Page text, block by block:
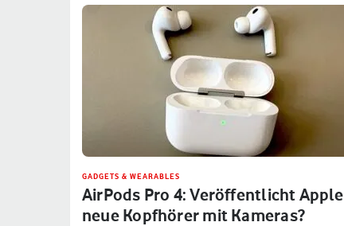
GADGETS & WEARABLES
AirPods Pro 4: Veröffentlicht Apple
neue Kopfhörer mit Kameras?